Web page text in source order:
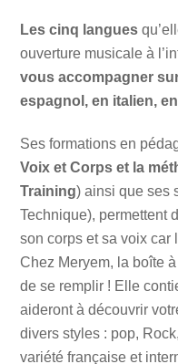
Les cinq langues
ouverture musicale à
vous accompagner
espagnol, en italien,
Ses formations en
Voix et Corps et la
Training) ainsi que ses
Technique), permettent
son corps et sa voix car
Chez Meryem, la boîte
de se remplir ! Elle
aideront à découvrir
divers styles : pop,
variété française et